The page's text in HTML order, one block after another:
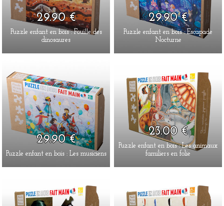
29.90 €
Puzzle enfant en bois : Fouille des
dinosaures
29.90 €
Puzzle enfant en bois : Escapade
Nocturne
29.90 €
Puzzle enfant en bois : Les musiciens
23.00 €
Puzzle enfant en bois : Les animaux
familiers en folie